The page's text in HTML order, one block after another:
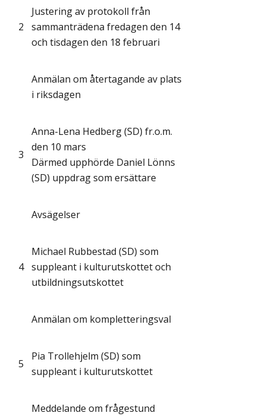
2
Justering av protokoll från
sammanträdena fredagen den 14
och tisdagen den 18 februari
Anmälan om återtagande av plats
i riksdagen
3
Anna-Lena Hedberg (SD) fr.o.m.
den 10 mars
Därmed upphörde Daniel Lönns
(SD) uppdrag som ersättare
Avsägelser
4
Michael Rubbestad (SD) som
suppleant i kulturutskottet och
utbildningsutskottet
Anmälan om kompletteringsval
5
Pia Trollehjelm (SD) som
suppleant i kulturutskottet
Meddelande om frågestund